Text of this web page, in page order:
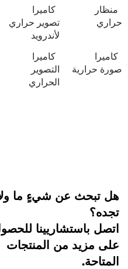
منظار
حراري
كاميرا
تصوير حراري
لأندرويد
كاميرا
صورة حرارية
كاميرا
التصوير
الحراري
هل تبحث عن شيءٍ ما ولا
تجده؟
اتصل باستشاريينا
على مزيد من المنتجات
المتاحة.